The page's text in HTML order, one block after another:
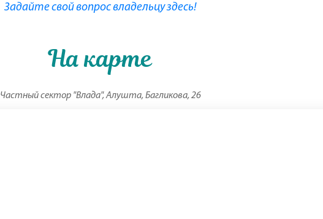
Задайте свой вопрос владельцу здесь!
На карте
Частный сектор "Влада", Алушта, Багликова, 26